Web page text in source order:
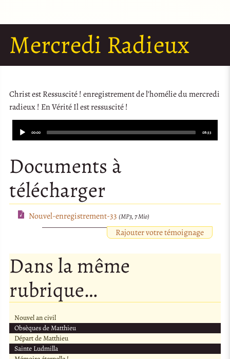
Mercredi Radieux
Christ est Ressuscité ! enregistrement de l’homélie du mercredi
radieux ! En Vérité Il est ressuscité !
Player
Current
time
00:00 Total
duration
08:33
Documents à
télécharger
Nouvel-enregistrement-33 (MP3, 7 Mio)
Rajouter votre témoignage
Dans la même
rubrique…
Nouvel an civil
Obsèques de Matthieu
Départ de Matthieu
Sainte Ludmilla